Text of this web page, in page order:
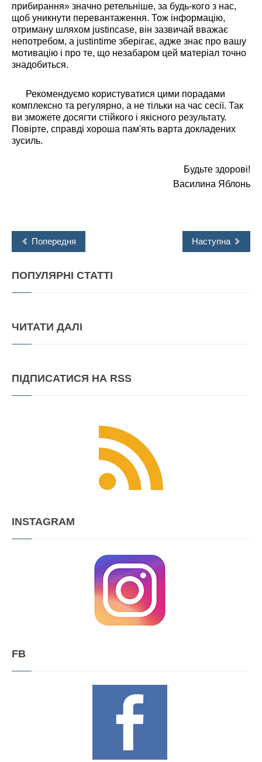
прибирання» значно ретельніше, за будь-кого з нас,
щоб уникнути перевантаження. Тож інформацію,
отриману шляхом justincase, він зазвичай вважає
непотребом, а justintime зберігає, адже знає про вашу
мотивацію і про те, що незабаром цей матеріал точно
знадобиться.
Рекомендуємо користуватися цими порадами
комплексно та регулярно, а не тільки на час сесії. Так
ви зможете досягти стійкого і якісного результату.
Повірте, справді хороша пам'ять варта докладених
зусиль.
Будьте здорові!
Василина Яблонь
Попередня Наступна
ПОПУЛЯРНІ СТАТТІ
ЧИТАТИ ДАЛІ
ПІДПИСАТИСЯ НА RSS
INSTAGRAM
FB